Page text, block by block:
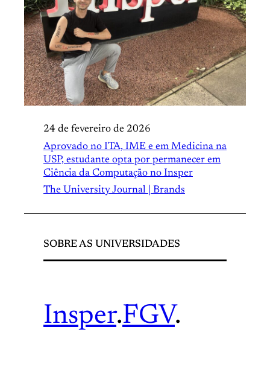
24 de fevereiro de 2026
Aprovado no ITA, IME e em Medicina na
USP, estudante opta por permanecer em
Ciência da Computação no Insper
The University Journal | Brands
SOBRE AS UNIVERSIDADES
Insper.FGV.